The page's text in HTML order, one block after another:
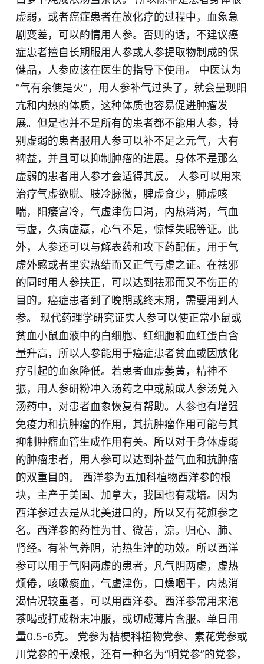
虚弱，或者癌症患者在放化疗的过程中，血象急
剧变差，可以酌情用人参。否则的话，不建议癌
症患者擅自长期服用人参或人参提取物制成的保
健品，人参应该在医生的指导下使用。 中医认为
“气有余便是火”，用人参补气过头了，就会呈现阳
亢和内热的体质，这种体质也容易促进肿瘤发
展。但是也并不是所有的患者都不能用人参，特
别虚弱的患者服用人参可以补不足之元气，大有
裨益，并且可以抑制肿瘤的进展。身体不是那么
虚弱的患者用人参才会适得其反。 人参可以用来
治疗气虚欲脱、肢冷脉微，脾虚食少，肺虚咳
喘，阳痿宫冷，气虚津伤口渴，内热消渴，气血
亏虚，久病虚羸，心气不足，惊悸失眠等证。此
外，人参还可以与解表药和攻下药配伍，用于气
虚外感或者里实热结而又正气亏虚之证。在祛邪
的同时用人参扶正，可以达到祛邪而又不伤正的
目的。癌症患者到了晚期或终末期，需要用到人
参。 现代药理学研究证实人参可以使正常小鼠或
贫血小鼠血液中的白细胞、红细胞和血红蛋白含
量升高，所以人参能用于癌症患者贫血或因放化
疗引起的血象降低。若患者血虚萎黄，精神不
振，用人参研粉冲入汤药之中或煎成人参汤兑入
汤药中，对患者血象恢复有帮助。人参也有增强
免疫力和抗肿瘤的作用，其抗肿瘤作用可能与其
抑制肿瘤血管生成作用有关。所以对于身体虚弱
的肿瘤患者，用人参可以达到补益气血和抗肿瘤
的双重目的。 西洋参为五加科植物西洋参的根
块，主产于美国、加拿大，我国也有栽培。因为
西洋参过去是从北美进口的，所以又有花旗参之
名。西洋参的药性为甘、微苦，凉。归心、肺、
肾经。有补气养阴，清热生津的功效。所以西洋
参可以用于气阴两虚的患者，凡气阴两虚，虚热
烦倦，咳嗽痰血，气虚津伤，口燥咽干，内热消
渴情况较重者，可以用西洋参。西洋参常用来泡
茶喝或打成粉末冲服，或切成薄片含服。单日用
量0.5-6克。 党参为桔梗科植物党参、素花党参或
川党参的干燥根，还有一种名为“明党参”的党参，